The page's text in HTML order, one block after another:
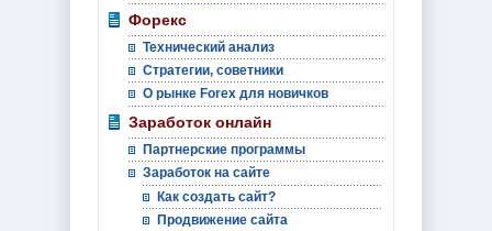
Форекс
Технический анализ
Стратегии, советники
О рынке Forex для новичков
Заработок онлайн
Партнерские программы
Заработок на сайте
Как создать сайт?
Продвижение сайта